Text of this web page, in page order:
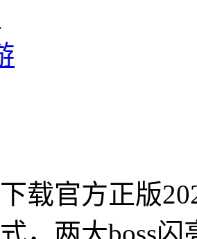
载官方正版
，两大boss